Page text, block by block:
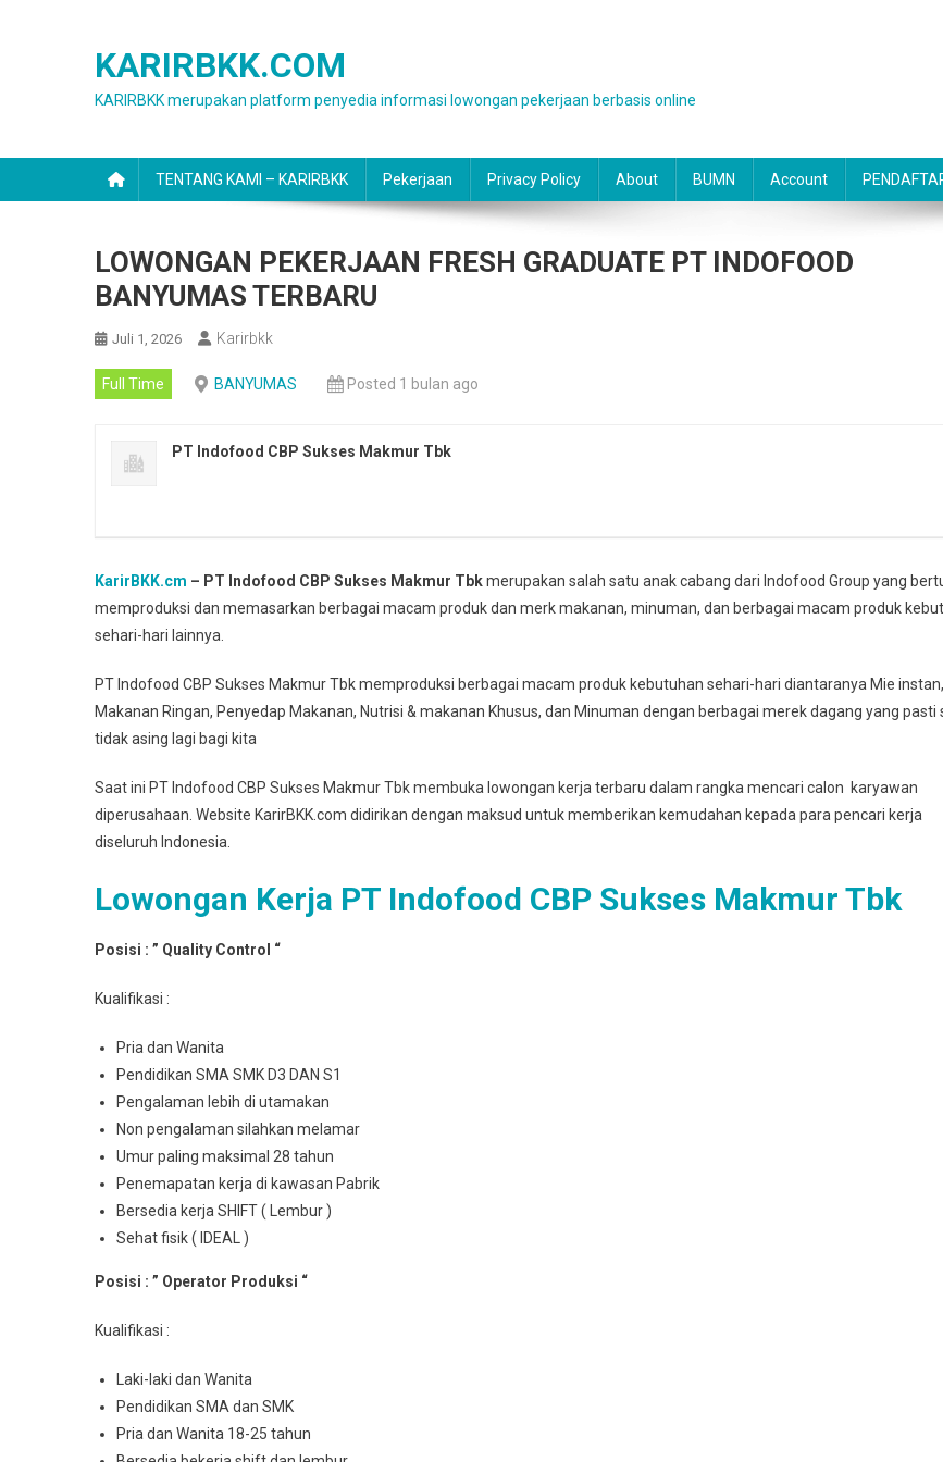
KARIRBKK.COM
KARIRBKK merupakan platform penyedia informasi lowongan pekerjaan berbasis online
TENTANG KAMI – KARIRBKK Pekerjaan Privacy Policy About BUMN Account
LOWONGAN PEKERJAAN FRESH GRADUATE PT INDOFOOD
BANYUMAS TERBARU
Juli 1, 2026 Karirbkk
Full Time BANYUMAS Posted 1 bulan ago
PT Indofood CBP Sukses Makmur Tbk
KarirBKK.cm – PT Indofood CBP Sukses Makmur Tbkmerupakan salah satu anak cabang dari Indofood Group yang
memproduksi dan memasarkan berbagai macam produk dan merk makanan, minuman, dan berbagai macam produk
sehari-hari lainnya.
PT Indofood CBP Sukses Makmur Tbk memproduksi berbagai macam produk kebutuhan sehari-hari diantaranya Mie instan,
Makanan Ringan, Penyedap Makanan, Nutrisi & makanan Khusus, dan Minuman dengan berbagai merek dagang yang pasti
tidak asing lagi bagi kita
Saat ini PT Indofood CBP Sukses Makmur Tbk membuka lowongan kerja terbaru dalam rangka mencari calon karyawan
diperusahaan. Website KarirBKK.com didirikan dengan maksud untuk memberikan kemudahan kepada para pencari kerja
diseluruh Indonesia.
Lowongan Kerja PT Indofood CBP Sukses Makmur Tbk
Posisi : ” Quality Control “
Kualifikasi :
Pria dan Wanita
Pendidikan SMA SMK D3 DAN S1
Pengalaman lebih di utamakan
Non pengalaman silahkan melamar
Umur paling maksimal 28 tahun
Penemapatan kerja di kawasan Pabrik
Bersedia kerja SHIFT ( Lembur )
Sehat fisik ( IDEAL )
Posisi : ” Operator Produksi “
Kualifikasi :
Laki-laki dan Wanita
Pendidikan SMA dan SMK
Pria dan Wanita 18-25 tahun